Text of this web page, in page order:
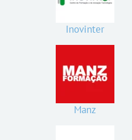
Inovinter
Manz